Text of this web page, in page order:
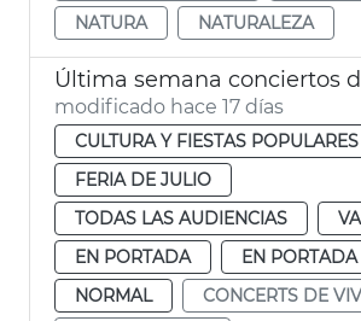
NATURA
NATURALEZA
modificado hace 17 días
CULTURA Y FIESTAS POPULARES
FERIA DE JULIO
TODAS LAS AUDIENCIAS
EN PORTADA
EN
NORMAL
CONCERTS DE